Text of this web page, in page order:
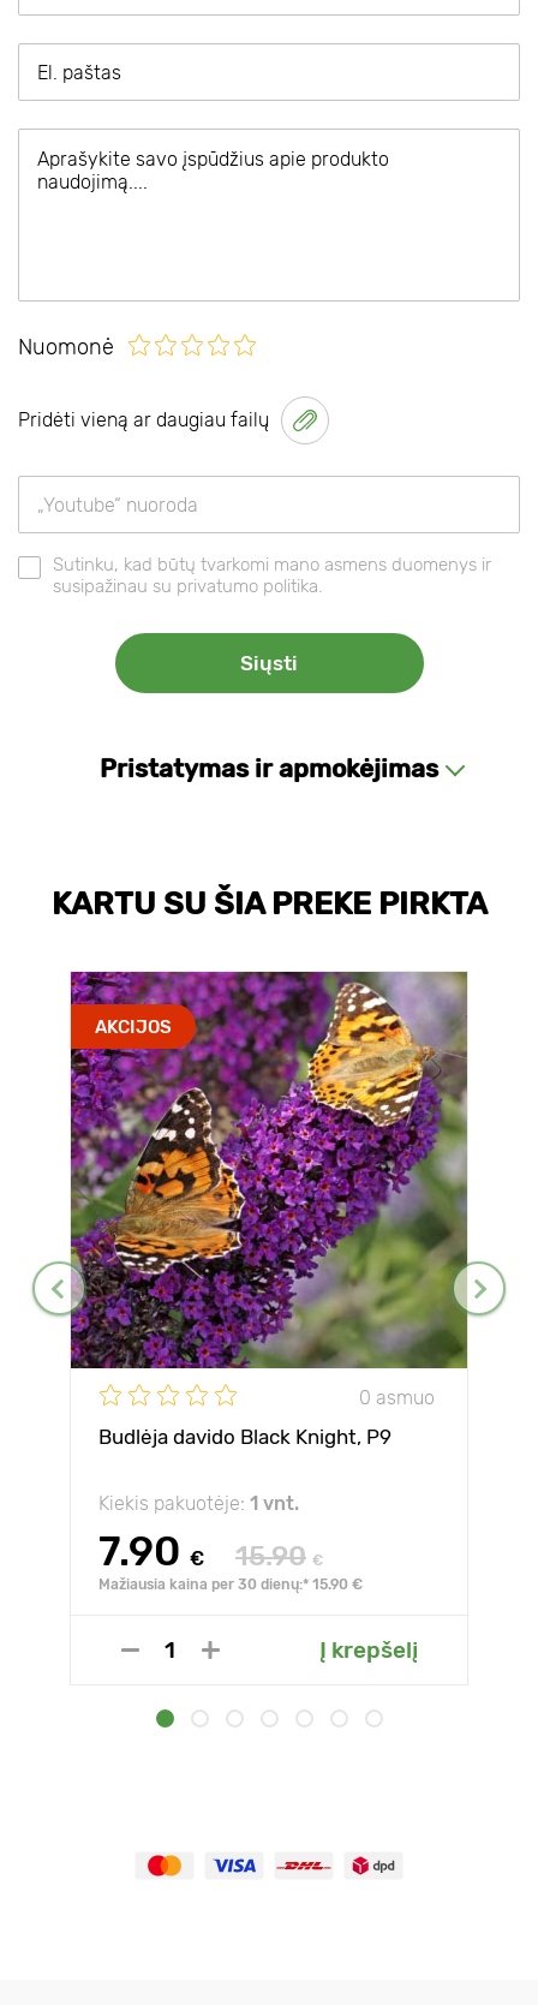
Nuomonė
Pridėti vieną ar daugiau failų
Sutinku, kad būtų tvarkomi mano asmens duomenys ir
susipažinau su privatumo politika.
Pristatymas ir apmokėjimas
KARTU SU ŠIA PREKE PIRKTA
AKCIJOS
0 asmuo
Budlėja davido Black Knight, P9
Kiekis pakuotėje: 1 vnt.
7.90 € 15.90 €
Mažiausia kaina per 30 dienų:* 15.90 €
Į krepšelį